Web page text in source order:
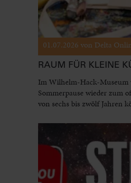
01.07.2026 von Delta
RAUM FÜR KLEINE
Im Wilhelm-Hack-Museum
Sommerpause wieder zum
von sechs bis zwölf Jahren